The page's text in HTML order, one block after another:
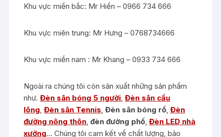
Khu vực miền bắc: Mr Hiền – 0966 734 666
Khu vực miên trung: Mr Hưng – 0768734666
Khu vực miền nam : Mr Khang – 0933 734 666
Ngoài ra chúng tôi còn sản xuất những sản phẩm
như.Đèn sân bóng 5 người,Đèn sân cầu
lông,Đèn sân Tennis,Đèn sân bóng rổ,Đèn
đường nông thôn,đèn đường phố,Đèn LED nhà
xưởng… Chúng tôi cam kết về chất lượng, bảo